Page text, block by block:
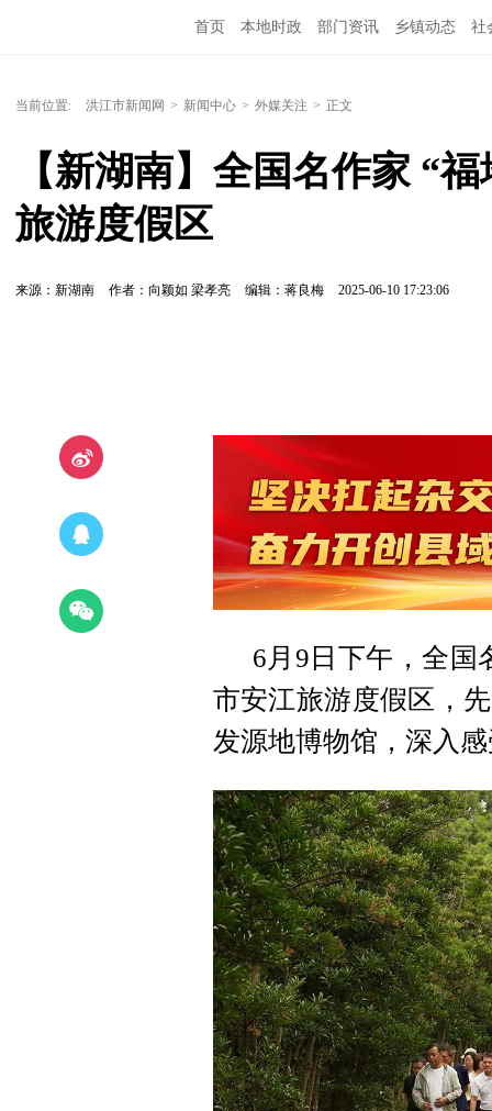
首页 本地时政 部门资讯 乡镇动态 社
当前位置: 洪江市新闻网 > 新闻中心 > 外媒关注 > 正文
【新湖南】全国名作家 “
旅游度假区
来源：新湖南 作者：向颖如 梁孝亮 编辑：蒋良梅 2025-06-10 17:23:06
6月9日下午，全国
市安江旅游度假区，
发源地博物馆，深入